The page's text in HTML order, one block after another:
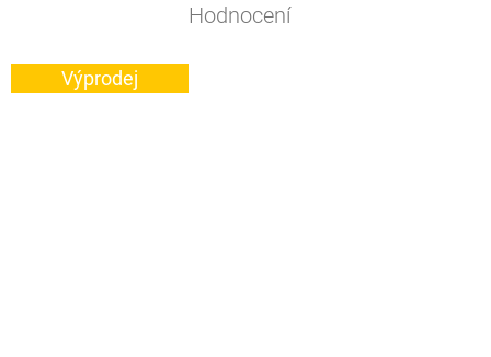
Hodnocení
Výprodej